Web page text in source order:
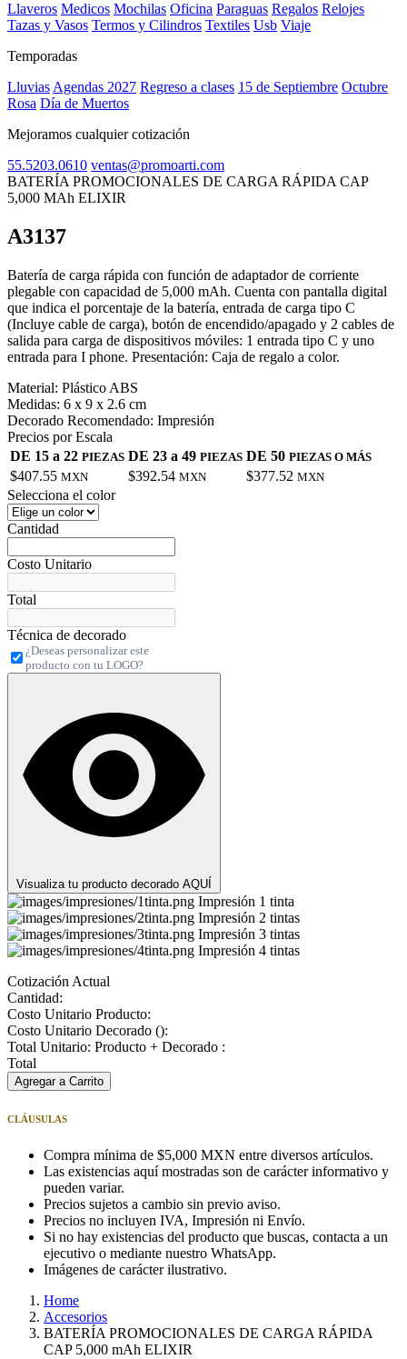
Llaveros Medicos Mochilas Oficina Paraguas Regalos Relojes
Tazas y Vasos Termos y Cilindros Textiles Usb Viaje
Temporadas
Lluvias Agendas 2027 Regreso a clases 15 de Septiembre Octubre
Rosa Día de Muertos
Mejoramos cualquier cotización
55.5203.0610 ventas@promoarti.com
BATERÍA PROMOCIONALES DE CARGA RÁPIDA CAP
5,000 MAh ELIXIR
A3137
Batería de carga rápida con función de adaptador de corriente
plegable con capacidad de 5,000 mAh. Cuenta con pantalla digital
que indica el porcentaje de la batería, entrada de carga tipo C
(Incluye cable de carga), botón de encendido/apagado y 2 cables de
salida para carga de dispositivos móviles: 1 entrada tipo C y uno
entrada para I phone. Presentación: Caja de regalo a color.
Material: Plástico ABS
Medidas: 6 x 9 x 2.6 cm
Decorado Recomendado: Impresión
Precios por Escala
DE 15 a 22 PIEZAS DE 23 a 49 PIEZAS DE 50 PIEZAS O MÁS
$407.55 MXN $392.54 MXN $377.52 MXN
Selecciona el color
Cantidad
Costo Unitario
Total
Técnica de decorado
¿Deseas personalizar este
producto con tu LOGO?
Visualiza tu producto decorado AQUÍ
Impresión 1 tinta
Impresión 2 tintas
Impresión 3 tintas
Impresión 4 tintas
Cotización Actual
Cantidad:
Costo Unitario Producto:
Costo Unitario Decorado ():
Total Unitario: Producto + Decorado :
Total
Agregar a Carrito
CLÁUSULAS
Compra mínima de $5,000 MXN entre diversos artículos.
Las existencias aquí mostradas son de carácter informativo y
pueden variar.
Precios sujetos a cambio sin previo aviso.
Precios no incluyen IVA, Impresión ni Envío.
Si no hay existencias del producto que buscas, contacta a un
ejecutivo o mediante nuestro WhatsApp.
Imágenes de carácter ilustrativo.
Home
Accesorios
BATERÍA PROMOCIONALES DE CARGA RÁPIDA
CAP 5,000 mAh ELIXIR